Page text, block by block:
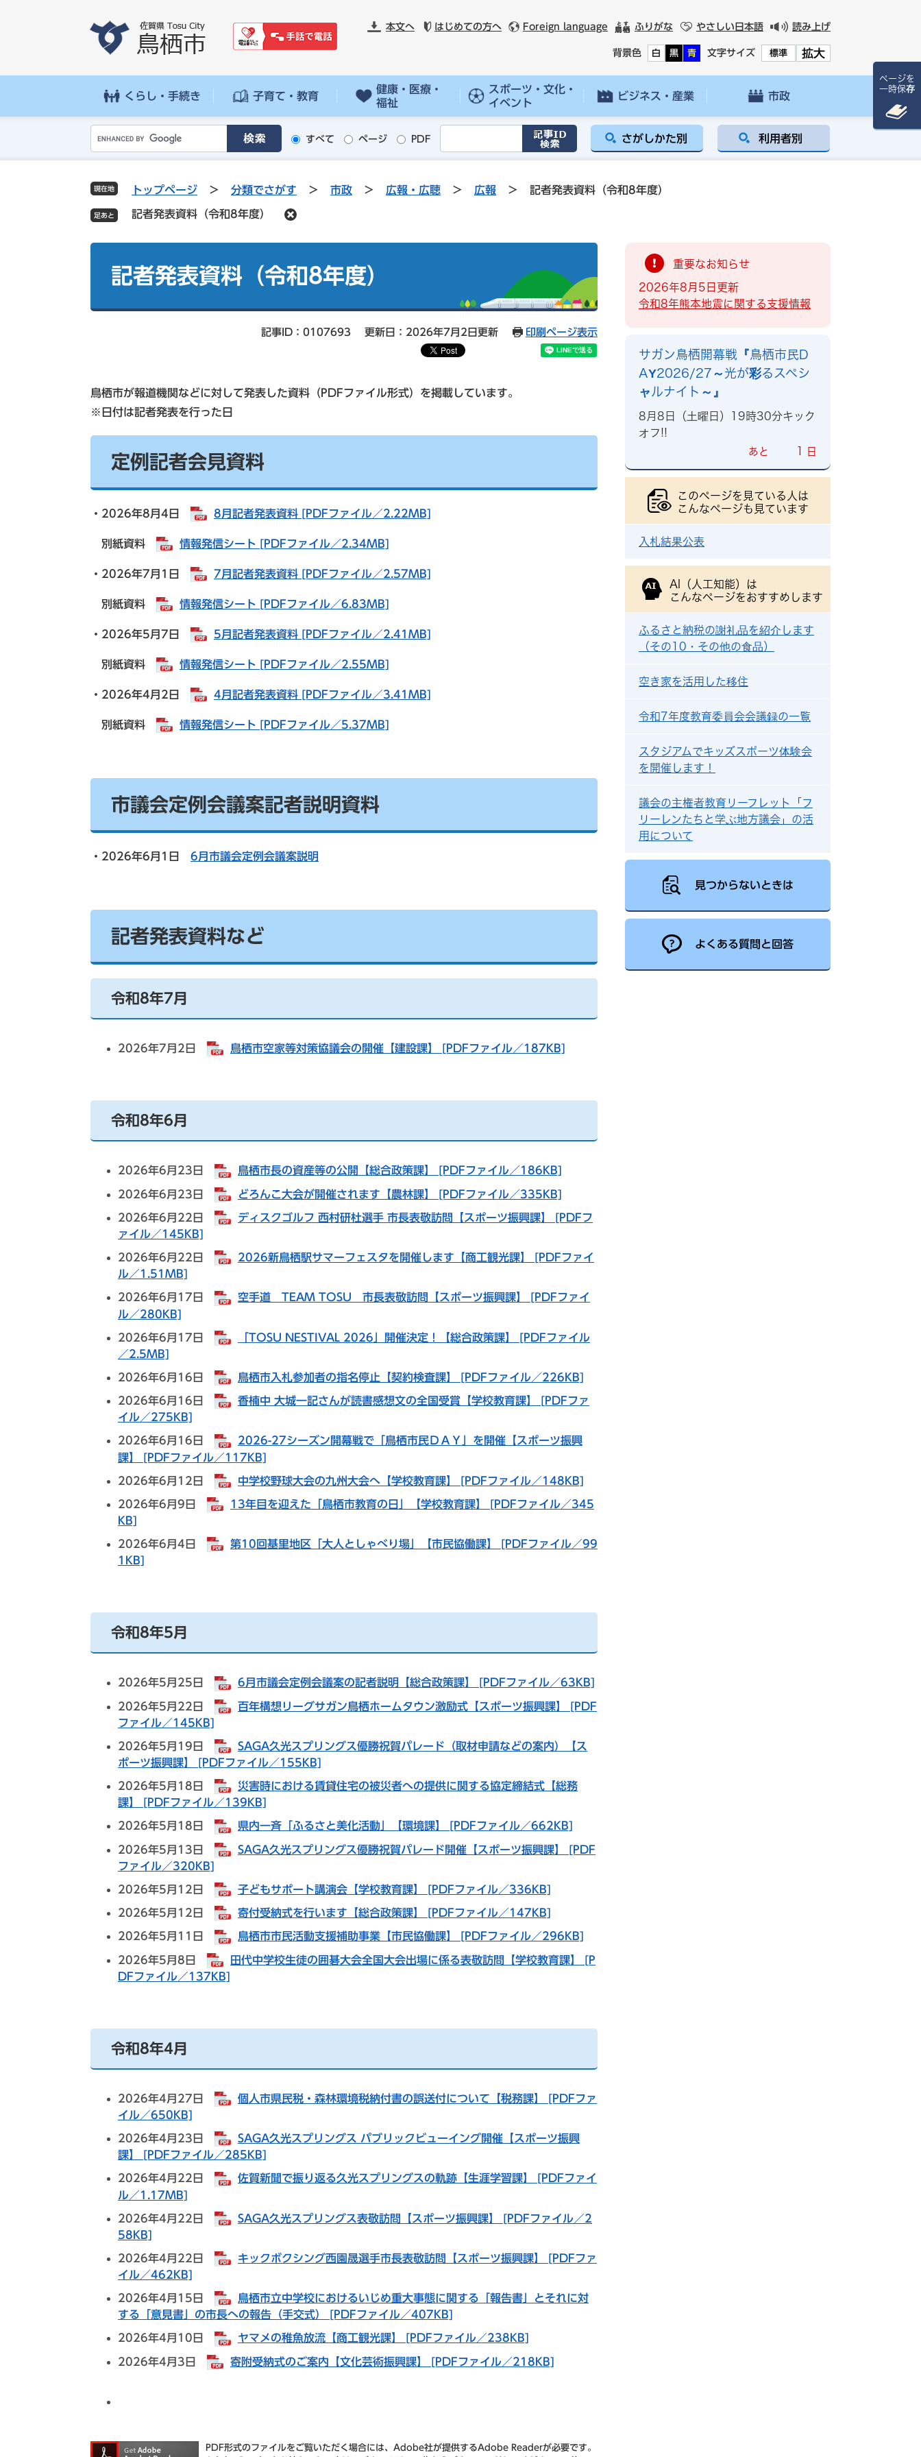
先
を
本文へ はじめての方へ Foreign language ふりがな やさしい日本語 読み上げ
背景色 白 黒 青 文字サイズ 標準 拡大
くらし・手続き 子育て・教育
健康・医療・
福祉
スポーツ・文化・
イベント
ビジネス・産業 市政
o
g
l
e
ス
索
すべて ページ PDF さがしかた別 利用者別
現在地 トップページ > 分類でさがす > 市政 > 広報・広聴 > 広報 > 記者発表資料（令和8年度）
記者発表資料（令和8年度）
記者発表資料（令和8年度）
記事ID：0107693 更新日：2026年7月2日更新 印刷ページ表示
鳥栖市が報道機関などに対して発表した資料（PDFファイル形式）を掲載しています。
※日付は記者発表を行った日
定例記者会見資料
・2026年8月4日 8月記者発表資料 [PDFファイル／2.22MB]
別紙資料 情報発信シート [PDFファイル／2.34MB]
・2026年7月1日 7月記者発表資料 [PDFファイル／2.57MB]
別紙資料 情報発信シート [PDFファイル／6.83MB]
・2026年5月7日 5月記者発表資料 [PDFファイル／2.41MB]
別紙資料 情報発信シート [PDFファイル／2.55MB]
・2026年4月2日 4月記者発表資料 [PDFファイル／3.41MB]
別紙資料 情報発信シート [PDFファイル／5.37MB]
市議会定例会議案記者説明資料
・2026年6月1日 6月市議会定例会議案説明
記者発表資料など
令和8年7月
2026年7月2日 鳥栖市空家等対策協議会の開催【建設課】 [PDFファイル／187KB]
令和8年6月
2026年6月23日 鳥栖市長の資産等の公開【総合政策課】 [PDFファイル／186KB]
2026年6月23日 どろんこ大会が開催されます【農林課】 [PDFファイル／335KB]
2026年6月22日
ディスクゴルフ 西村研杜選手 市長表敬訪問【スポーツ振興課】 [PDFフ
ァイル／145KB]
2026年6月22日
2026新鳥栖駅サマーフェスタを開催します【商工観光課】 [PDFファイ
ル／1.51MB]
2026年6月17日
空手道 TEAM TOSU 市長表敬訪問【スポーツ振興課】 [PDFファイ
ル／280KB]
2026年6月17日
「TOSU NESTIVAL 2026」開催決定！【総合政策課】 [PDFファイル
／2.5MB]
2026年6月16日 鳥栖市入札参加者の指名停止【契約検査課】 [PDFファイル／226KB]
2026年6月16日
香楠中 大城一記さんが読書感想文の全国受賞【学校教育課】 [PDFファ
イル／275KB]
2026年6月16日
2026-27シーズン開幕戦で「鳥栖市民ＤＡＹ」を開催【スポーツ振興
課】 [PDFファイル／117KB]
2026年6月12日 中学校野球大会の九州大会へ【学校教育課】 [PDFファイル／148KB]
2026年6月9日
13年目を迎えた「鳥栖市教育の日」【学校教育課】 [PDFファイル／345
KB]
2026年6月4日
第10回基里地区「大人としゃべり場」【市民協働課】 [PDFファイル／99
1KB]
令和8年5月
2026年5月25日 6月市議会定例会議案の記者説明【総合政策課】 [PDFファイル／63KB]
2026年5月22日
百年構想リーグサガン鳥栖ホームタウン激励式【スポーツ振興課】 [PDF
ファイル／145KB]
2026年5月19日
SAGA久光スプリングス優勝祝賀パレード（取材申請などの案内）【ス
ポーツ振興課】 [PDFファイル／155KB]
2026年5月18日
災害時における賃貸住宅の被災者への提供に関する協定締結式【総務
課】 [PDFファイル／139KB]
2026年5月18日 県内一斉「ふるさと美化活動」【環境課】 [PDFファイル／662KB]
2026年5月13日
SAGA久光スプリングス優勝祝賀パレード開催【スポーツ振興課】 [PDF
ファイル／320KB]
2026年5月12日 子どもサポート講演会【学校教育課】 [PDFファイル／336KB]
2026年5月12日 寄付受納式を行います【総合政策課】 [PDFファイル／147KB]
2026年5月11日 鳥栖市市民活動支援補助事業【市民協働課】 [PDFファイル／296KB]
2026年5月8日
田代中学校生徒の囲碁大会全国大会出場に係る表敬訪問【学校教育課】 [P
DFファイル／137KB]
令和8年4月
2026年4月27日
個人市県民税・森林環境税納付書の誤送付について【税務課】 [PDFファ
イル／650KB]
2026年4月23日
SAGA久光スプリングス パブリックビューイング開催【スポーツ振興
課】 [PDFファイル／285KB]
2026年4月22日
佐賀新聞で振り返る久光スプリングスの軌跡【生涯学習課】 [PDFファイ
ル／1.17MB]
2026年4月22日
SAGA久光スプリングス表敬訪問【スポーツ振興課】 [PDFファイル／2
58KB]
2026年4月22日
キックボクシング西園晟選手市長表敬訪問【スポーツ振興課】 [PDFファ
イル／462KB]
2026年4月15日
鳥栖市立中学校におけるいじめ重大事態に関する「報告書」とそれに対
する「意見書」の市長への報告（手交式） [PDFファイル／407KB]
2026年4月10日 ヤマメの稚魚放流【商工観光課】 [PDFファイル／238KB]
2026年4月3日 寄附受納式のご案内【文化芸術振興課】 [PDFファイル／218KB]
PDF形式のファイルをご覧いただく場合には、Adobe社が提供するAdobe Readerが必要です。
重要なお知らせ
2026年8月5日更新
令和8年熊本地震に関する支援情報
サガン鳥栖開幕戦『鳥栖市民D
AY2026/27～光が彩るスペシ
ャルナイト～』
8月8日（土曜日）19時30分キック
オフ!!
あと 1 日
このページを見ている人は
こんなページも見ています
入札結果公表
AI（人工知能）は
こんなページをおすすめします
ふるさと納税の謝礼品を紹介します
（その10・その他の食品）
空き家を活用した移住
令和7年度教育委員会会議録の一覧
スタジアムでキッズスポーツ体験会
を開催します！
議会の主権者教育リーフレット「フ
リーレンたちと学ぶ地方議会」の活
用について
見つからないときは
よくある質問と回答
ページを
一時保存